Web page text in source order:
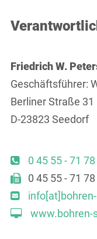
Friedrich W.
Geschäftsführer:
Berliner Straße 31
D-23823 Seedorf
0 45 55 - 71 78
0 45 55 - 71
www.bohren-